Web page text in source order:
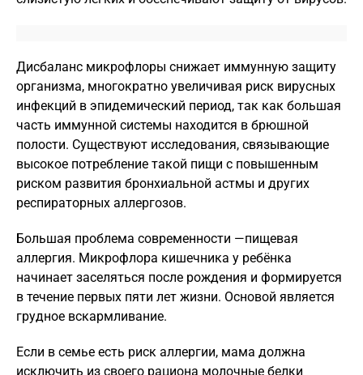
Дисбаланс микрофлоры снижает иммунную защиту
организма, многократно увеличивая риск вирусных
инфекций в эпидемический период, так как большая
часть иммунной системы находится в брюшной
полости. Существуют исследования, связывающие
высокое потребление такой пищи с повышенным
риском развития бронхиальной астмы и других
респираторных аллергозов.
Большая проблема современности —пищевая
аллергия. Микрофлора кишечника у ребёнка
начинает заселяться после рождения и формируется
в течение первых пяти лет жизни. Основой является
грудное вскармливание.
Если в семье есть риск аллергии, мама должна
исключить из своего рациона молочные белки